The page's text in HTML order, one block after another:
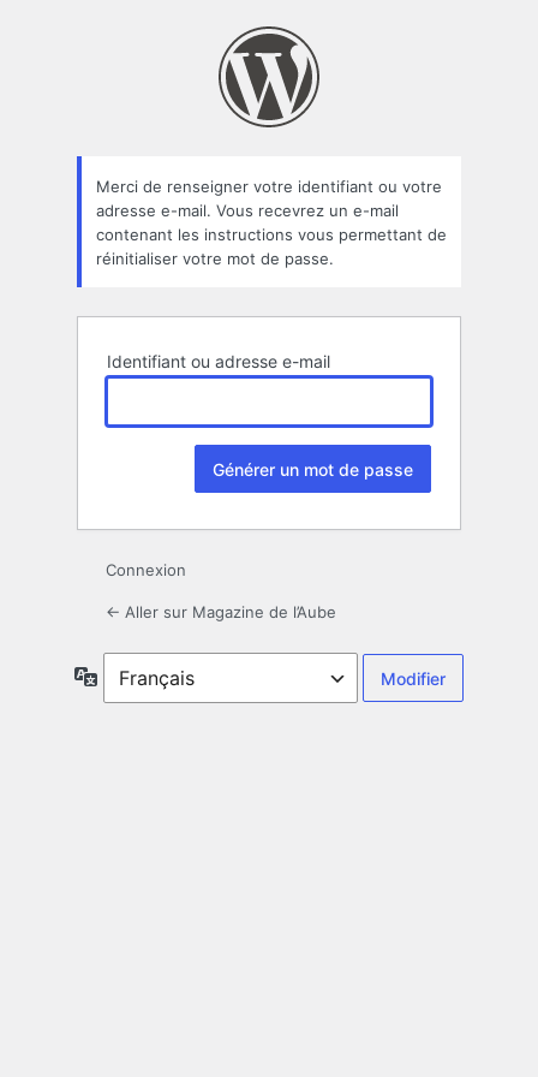
oublié
Merci de renseigner votre identifiant ou votre
adresse e-mail. Vous recevrez un e-mail
contenant les instructions vous permettant de
réinitialiser votre mot de passe.
Identifiant ou adresse e-mail
Connexion
← Aller sur Magazine de l’Aube
Langue